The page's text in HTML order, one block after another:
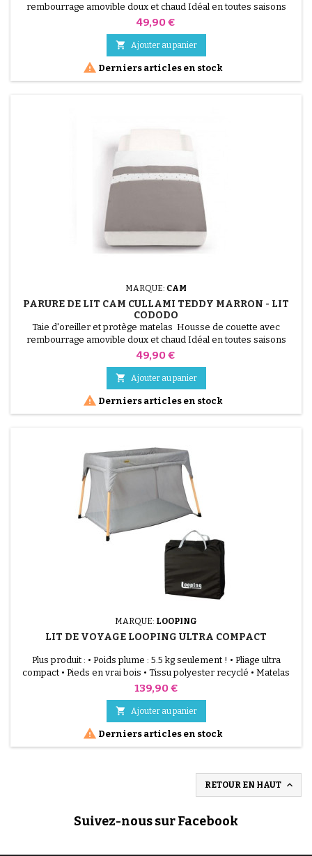
rembourrage amovible doux et chaud Idéal en toutes saisons
Lavable à la main ou en machine à 30 °C
Prix
49,90 €
 Ajouter au panier
 Derniers articles en stock
MARQUE: CAM
PARURE DE LIT CAM CULLAMI TEDDY MARRON - LIT
CODODO
Taie d'oreiller et protège matelas Housse de couette avec
rembourrage amovible doux et chaud Idéal en toutes saisons
Lavable à la main ou en machine à 30 °C
Prix
49,90 €
 Ajouter au panier
 Derniers articles en stock
MARQUE: LOOPING
LIT DE VOYAGE LOOPING ULTRA COMPACT
Plus produit : • Poids plume : 5.5 kg seulement ! • Pliage ultra
compact • Pieds en vrai bois • Tissu polyester recyclé • Matelas
confort inclus Finition &amp; Décor : Finition soignée avec pieds
en vrai bois Couleur(s) : Gris Chiné
Prix
139,90 €
 Ajouter au panier
 Derniers articles en stock
RETOUR EN HAUT 
Suivez-nous sur Facebook